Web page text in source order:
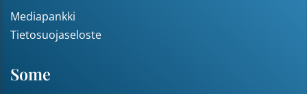
Mediapankki
Tietosuojaseloste
Some